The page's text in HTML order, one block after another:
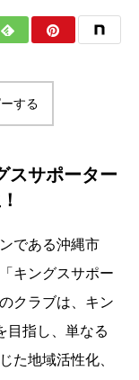
する
スサポーター
である沖縄市
キングスサポー
クラブは、キン
目指し、単なる
た地域活性化、